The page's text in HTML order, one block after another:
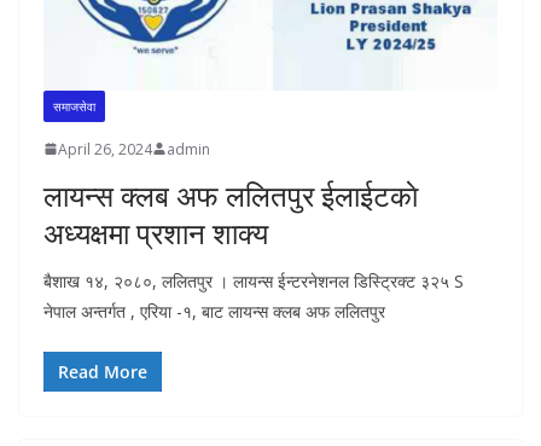
समाजसेवा
April 26, 2024 admin
लायन्स क्लब अफ ललितपुर ईलाईटकाे
अध्यक्षमा प्रशान शाक्य
बैशाख १४, २०८०, ललितपुर । लायन्स ईन्टरनेशनल डिस्ट्रिक्ट ३२५ S
नेपाल अन्तर्गत , एरिया -१, बाट लायन्स क्लब अफ ललितपुर
Read More